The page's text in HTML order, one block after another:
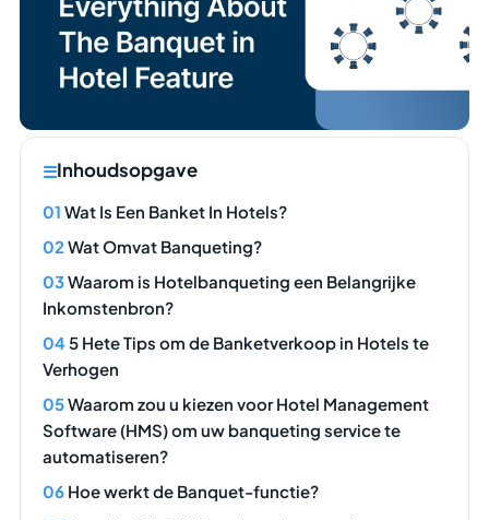
Inhoudsopgave
Wat Is Een Banket In Hotels?
Wat Omvat Banqueting?
Waarom is Hotelbanqueting een Belangrijke
Inkomstenbron?
5 Hete Tips om de Banketverkoop in Hotels te
Verhogen
Waarom zou u kiezen voor Hotel Management
Software (HMS) om uw banqueting service te
automatiseren?
Hoe werkt de Banquet-functie?